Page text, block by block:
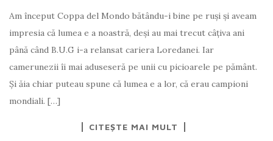
Am început Coppa del Mondo bătându-i bine pe ruși și aveam
impresia că lumea e a noastră, deși au mai trecut câțiva ani
până când B.U.G i-a relansat cariera Loredanei. Iar
camerunezii îi mai aduseseră pe unii cu picioarele pe pământ.
Și ăia chiar puteau spune că lumea e a lor, că erau campioni
mondiali. […]
CITEȘTE MAI MULT